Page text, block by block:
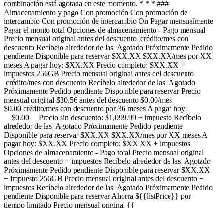
combinación está agotada en este momento. * * * ###
Almacenamiento y pago Con promoción Con promoción de
intercambio Con promoción de intercambio On Pagar mensualmente
Pagar el monto total Opciones de almacenamiento - Pago mensual
Precio mensual original antes del descuento crédito/mes con
descuento Recíbelo alrededor de las Agotado Próximamente Pedido
pendiente Disponible para reservar $XX.XX $XX.XX/mes por XX
meses A pagar hoy: $XX.XX Precio completo: $XX.XX +
impuestos 256GB Precio mensual original antes del descuento
crédito/mes con descuento Recíbelo alrededor de las Agotado
Próximamente Pedido pendiente Disponible para reservar Precio
mensual original $30.56 antes del descuento $0.00/mes
$0.00 crédito/mes con descuento por 36 meses A pagar hoy:
__$0.00__ Precio sin descuento: $1,099.99 + impuesto Recíbelo
alrededor de las Agotado Próximamente Pedido pendiente
Disponible para reservar $XX.XX $XX.XX/mes por XX meses A
pagar hoy: $XX.XX Precio completo: $XX.XX + impuestos
Opciones de almacenamiento - Pago total Precio mensual original
antes del descuento + impuestos Recíbelo alrededor de las Agotado
Próximamente Pedido pendiente Disponible para reservar $XX.XX
+ impuesto 256GB Precio mensual original antes del descuento +
impuestos Recíbelo alrededor de las Agotado Próximamente Pedido
pendiente Disponible para reservar Ahorra ${{listPrice}} por
tiempo limitado Precio mensual original {{